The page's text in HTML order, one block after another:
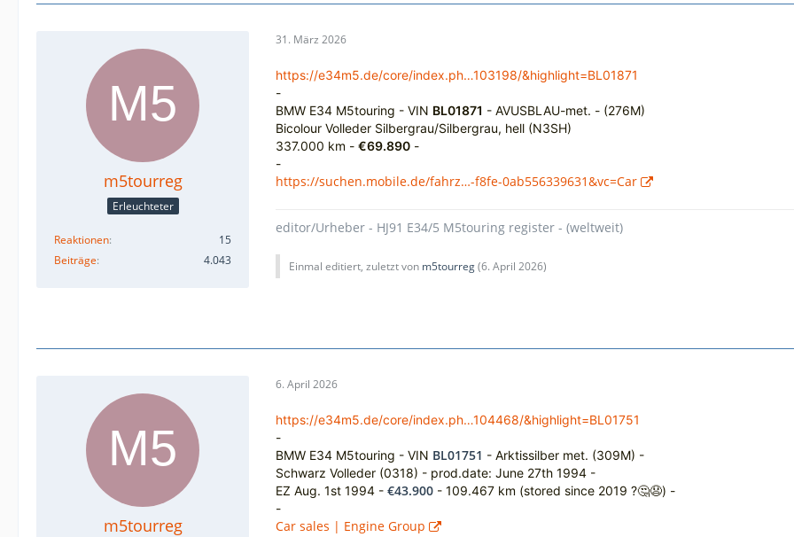
m5tourreg
Erleuchteter
Reaktionen
15
Beiträge
4.043
31. März 2026
https://e34m5.de/core/index.ph…103198/&highlight=BL01871
-
BMW E34 M5touring - VIN BL01871 - AVUSBLAU-met. - (276M)
Bicolour Volleder Silbergrau/Silbergrau, hell (N3SH)
337.000 km - €69.890 -
-
https://suchen.mobile.de/fahrz…-f8fe-0ab556339631&vc=Car
editor/Urheber - HJ91 E34/5 M5touring register - (weltweit)
Einmal editiert, zuletzt von m5tourreg(6. April 2026)
m5tourreg
6. April 2026
https://e34m5.de/core/index.ph…104468/&highlight=BL01751
-
BMW E34 M5touring - VIN BL01751 - Arktissilber met. (309M) -
Schwarz Volleder (0318) - prod.date: June 27th 1994 -
EZ Aug. 1st 1994 - €43.900 - 109.467 km (stored since 2019 ?🤔😧) -
-
Car sales | Engine Group